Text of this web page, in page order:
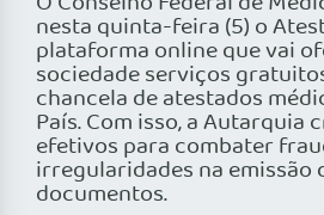
nesta quinta-feira (5) o
plataforma online que vai
sociedade serviços
chancela de atestados
País. Com isso, a Autarquia
efetivos para combater
irregularidades na emissão
documentos.